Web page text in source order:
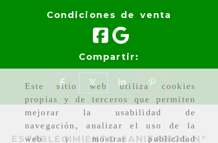
Este sitio web utiliza cookies
propias y de terceros que permiten
mejorar la usabilidad de
navegación, analizar el uso de la
web y mostrar publicidad
Condiciones de venta
Compartir:
ESTABLECIMIENTO SANITARIOS Nº